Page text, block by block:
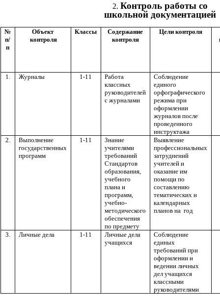
Контроль работы со
школьной документацией
№
п/
п
Объект
контроля
Классы
Содержание
контроля
Цели контроля
1. Журналы 1-11
Работа
классных
руководителей
с журналами
Соблюдение
единого
орфографического
режима при
оформлении
журналов после
проведенного
инструктажа
2.
Выполнение
государственных
программ
1-11
Знание
учителями
требований
Стандартов
образования,
учебного
плана и
программ,
учебно-
методического
обеспечения
по предмету
Выявление
профессиональных
затруднений
учителей и
оказание им
помощи по
составлению
тематических и
календарных
планов на год
3. Личные дела 1-11
Личные дела
учащихся
Соблюдение
единых
требований при
оформлении и
ведении личных
дел учащихся
классными
руководителями